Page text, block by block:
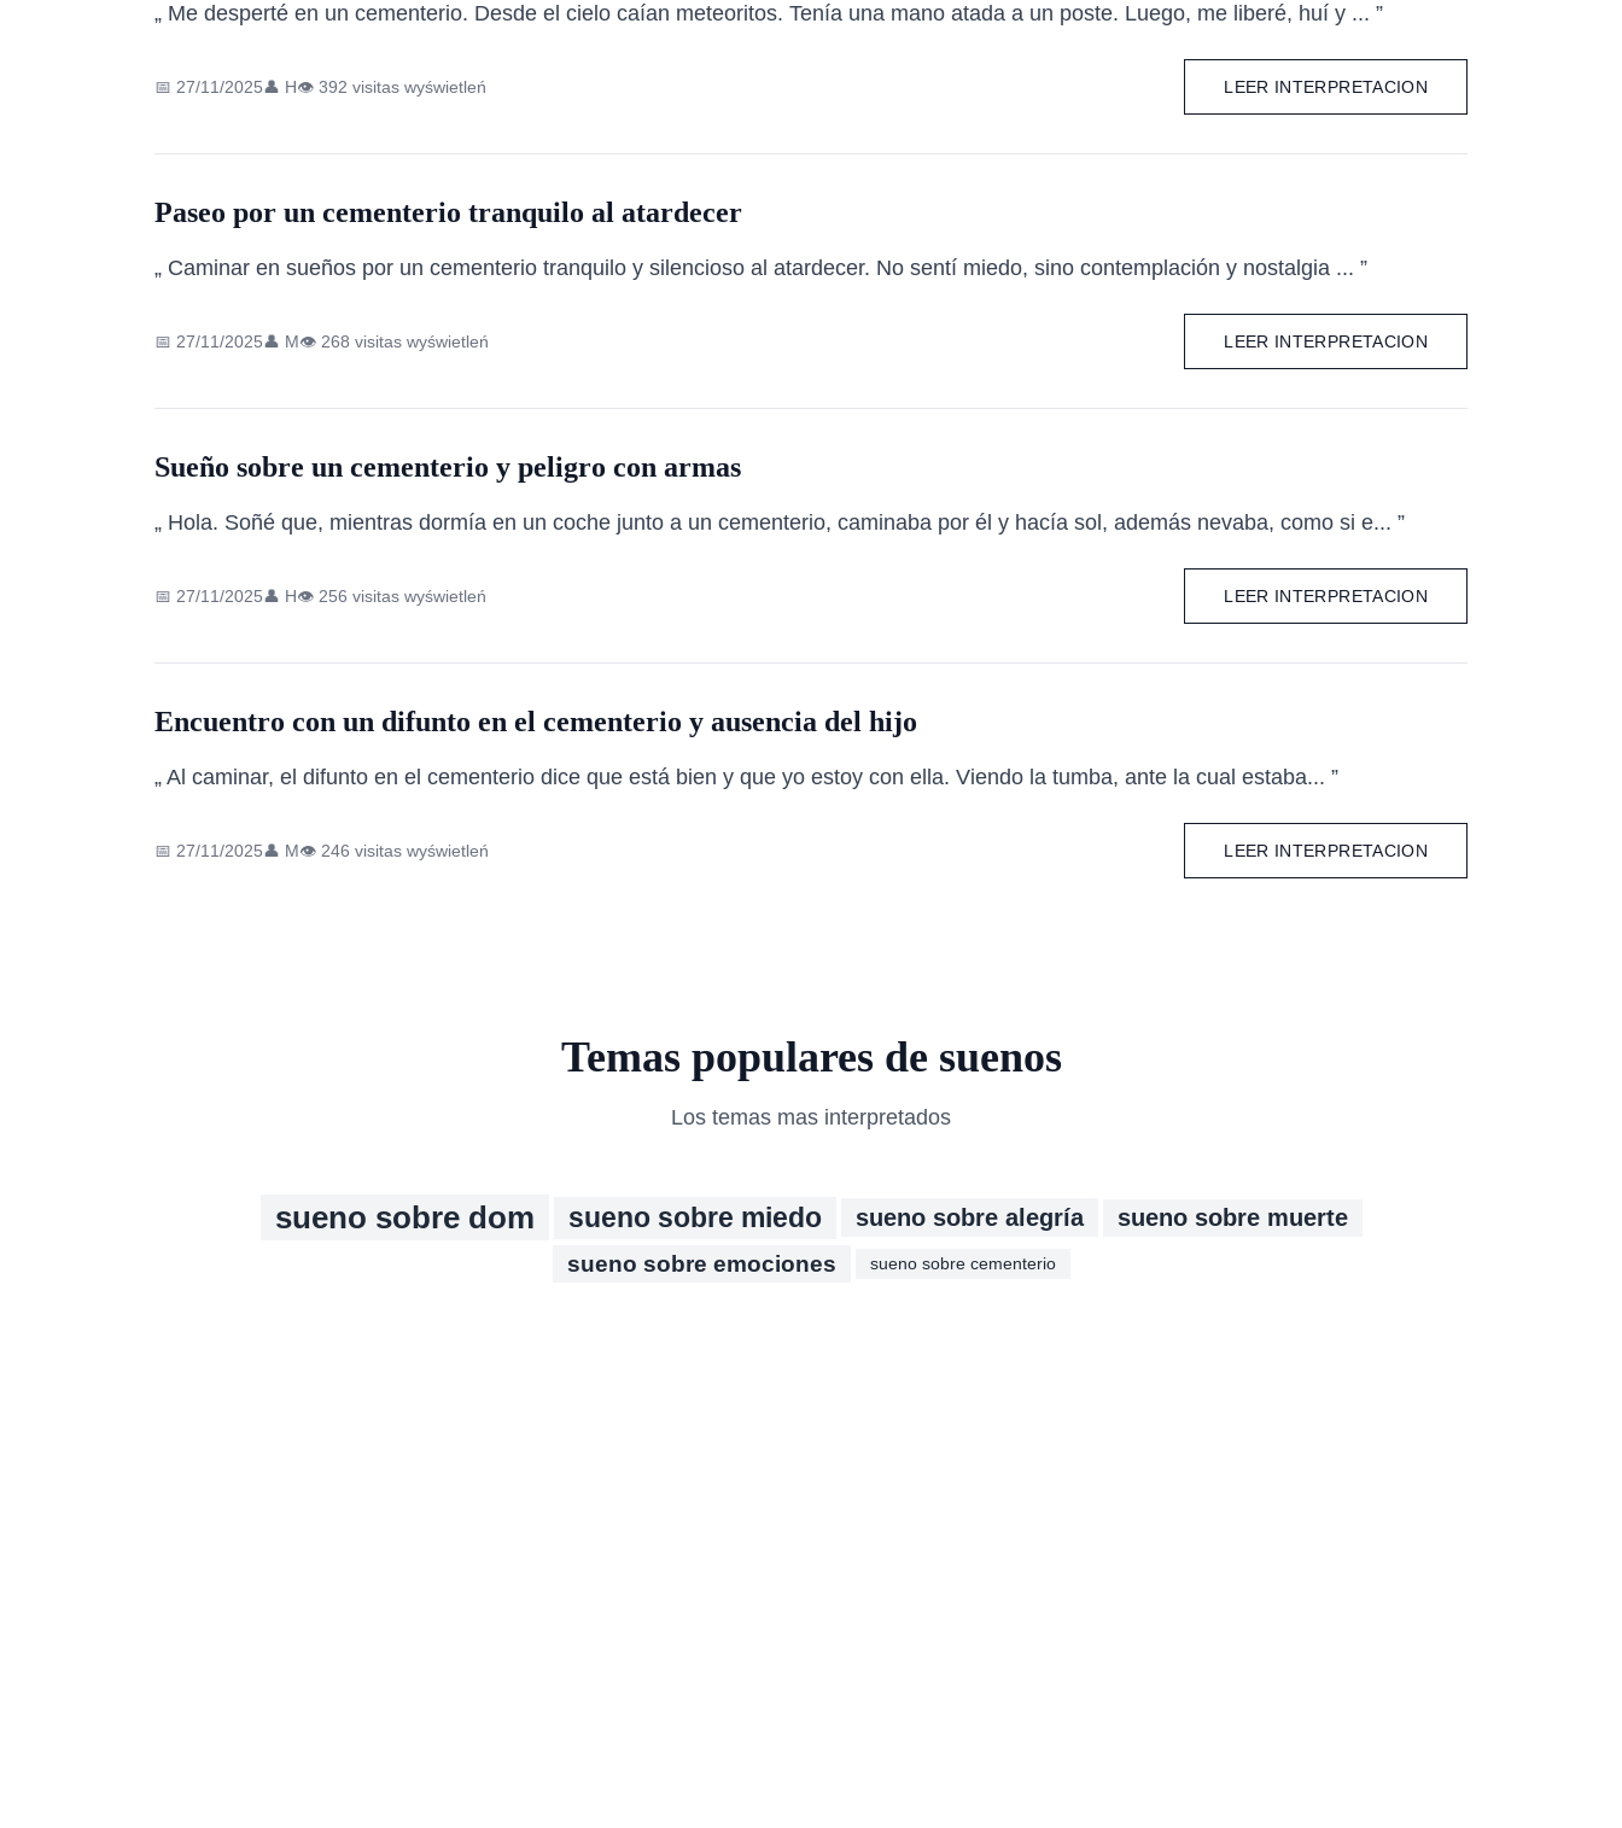
„ Me desperté en un cementerio. Desde el cielo caían meteoritos. Tenía una mano atada a un poste. Luego, me liberé, huí y ... ”
📅 27/11/2025👤 H👁️ 392 visitas wyświetleń LEER INTERPRETACION
Paseo por un cementerio tranquilo al atardecer
„ Caminar en sueños por un cementerio tranquilo y silencioso al atardecer. No sentí miedo, sino contemplación y nostalgia ... ”
📅 27/11/2025👤 M👁️ 268 visitas wyświetleń LEER INTERPRETACION
Sueño sobre un cementerio y peligro con armas
„ Hola. Soñé que, mientras dormía en un coche junto a un cementerio, caminaba por él y hacía sol, además nevaba, como si e... ”
📅 27/11/2025👤 H👁️ 256 visitas wyświetleń LEER INTERPRETACION
Encuentro con un difunto en el cementerio y ausencia del hijo
„ Al caminar, el difunto en el cementerio dice que está bien y que yo estoy con ella. Viendo la tumba, ante la cual estaba... ”
📅 27/11/2025👤 M👁️ 246 visitas wyświetleń LEER INTERPRETACION
Temas populares de suenos
Los temas mas interpretados
sueno sobre dom sueno sobre miedo sueno sobre alegría sueno sobre muerte
sueno sobre emociones sueno sobre cementerio